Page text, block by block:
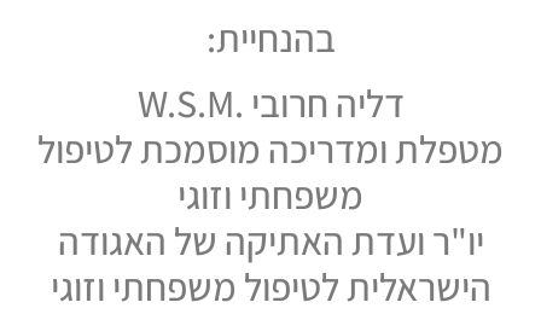
בהנחיית:
דליה חרובי .W.S.M
מטפלת ומדריכה מוסמכת לטיפול
משפחתי וזוגי
יו"ר ועדת האתיקה של האגודה
הישראלית לטיפול משפחתי וזוגי